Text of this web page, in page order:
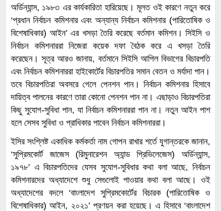
অর্ডিন্যান্স, ১৯৮৩ এর কার্যকারিতা হারিয়েছে। মূলত ওই কারণে নতুন করে
‘প্রধান নির্বাচন কমিশনার এবং অন্যান্য নির্বাচন কমিশনার (পারিতোষিক ও
বিশেষাধিকার) আইন’ এর খসড়া তৈরি করেছে বর্তমান কমিশন। সিইসি ও
নির্বাচন কমিশনাররা নিজেরা কয়েক দফা বৈঠক করে এ খসড়া তৈরি
করেছেন। সূত্র আরও জানায়, বর্তমানে সিইসি আপিল বিভাগের বিচারপতি
এবং নির্বাচন কমিশনাররা হাইকোর্টের বিচারপতির সমান বেতন ও মর্যাদা পান।
তবে বিচারপতিরা অবসরে গেলে পেনশন পান। নির্বাচন কমিশনার হিসাবে
দায়িত্ব পালনের কারণে তারা কোনো পেনশন পান না। এছাড়াও বিচারপতিরা
কিছু সুযোগ-সুবিধা পান, যা নির্বাচন কমিশনাররা পান না। নতুন আইন পাশ
হলে সেসব সুবিধা ও প্রাধিকার পাবেন নির্বাচন কমিশনাররা।
ইসির সংশ্লিষ্ট একাধিক কর্মকর্তা নাম গোপন রাখার শর্তে যুগান্তরকে জানান,
‘সুপ্রিমকোর্ট জাজেস (রিমুনারেশন অ্যান্ড প্রিভিলেজেস) অর্ডিন্যান্স,
১৯৭৮’ এ বিচারপতিদের যেসব সুযোগ-সুবিধার কথা বলা আছে, নির্বাচন
কমিশনারদের অধ্যাদেশে শুধু সেগুলোই পাওয়ার কথা বলা আছে। ওই
অধ্যাদেশের বদলে ‘বাংলাদেশ সুপ্রিমকোর্টের বিচারক (পারিতোষিক ও
বিশেষাধিকার) আইন, ২০২১’ প্রণয়ন করা হয়েছে। এ হিসাবে ‘বাংলাদেশ